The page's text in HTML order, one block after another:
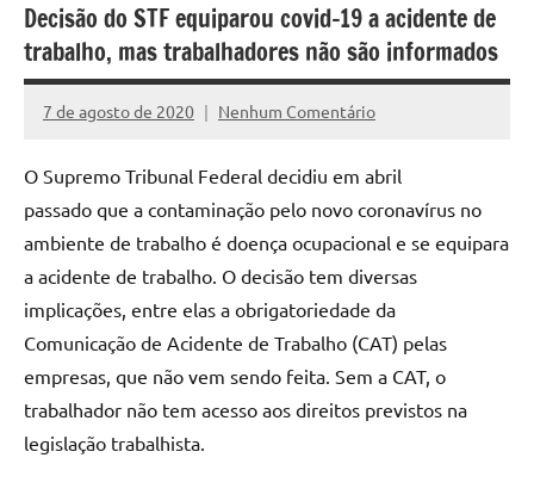
Decisão do STF equiparou covid-19 a acidente de
trabalho, mas trabalhadores não são informados
7 de agosto de 2020
Assessoria
Nenhum Comentário
O Supremo Tribunal Federal decidiu em abril
passado que a contaminação pelo novo coronavírus no
ambiente de trabalho é doença ocupacional e se equipara
a acidente de trabalho. O decisão tem diversas
implicações, entre elas a obrigatoriedade da
Comunicação de Acidente de Trabalho (CAT) pelas
empresas, que não vem sendo feita. Sem a CAT, o
trabalhador não tem acesso aos direitos previstos na
legislação trabalhista.